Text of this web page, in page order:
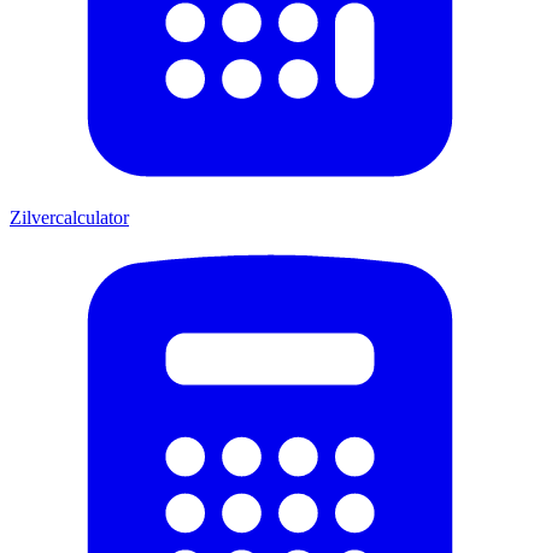
Zilvercalculator